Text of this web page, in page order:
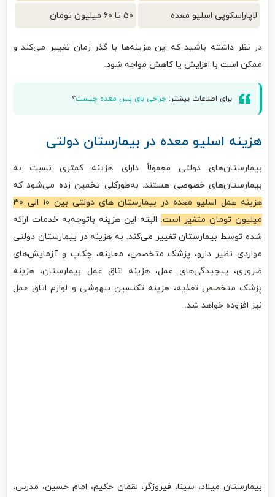
لاپاراسکوپی اسلیو معده ۵۰ تا ۶۰ میلیون تومان
در نظر داشته باشید که این هزینه‌ها با گذر زمان تغییر می‌کند و
ممکن است با افزایش یا کاهش مواجه شود.
برای اطلاعات بیشتر: جراحی بای پس معده چیست؟
هزینه اسلیو معده در بیمارستان دولتی
بیمارستان‌های دولتی معمولاً دارای هزینه کمتری نسبت به
بیمارستان‌های خصوصی هستند. به‌طورکلی تخمین زده می‌شود که
هزینه عمل اسلیو معده در بیمارستان های دولتی بین ۱۰ الی ۳۰
میلیون تومان متغیر است. البته این هزینه باتوجه‌به خدمات ارائه
شده توسط بیمارستان تغییر می‌کند. به هزینه در بیمارستان دولتی
مواردی نظیر دارو، پزشک متخصص، معاینه، چکاپ و آزمایش‌های
ضروری، پیچیدگی‌های عمل، هزینه اتاق عمل بیمارستان، هزینه
پزشک متخصص تغذیه، هزینه تکنسین بیهوشی و لوازم اتاق عمل
نیز افزوده خواهد شد.
بیمارستان میلاد، سینا، فیروزگر، لقمان حکیم، امام حسین، مدرس،